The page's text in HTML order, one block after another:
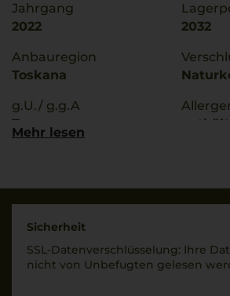
Jahrgang
2022
Anbauregion
Toskana
g.U./ g.g.A
Toscana
Tipica
Rebsorten
20% Cabernet
2032
Italien
Mehr lesen
Sicherheit
SSL-Daten­verschlüs­selung: Ihre
nicht von Unbe­fugten gelesen